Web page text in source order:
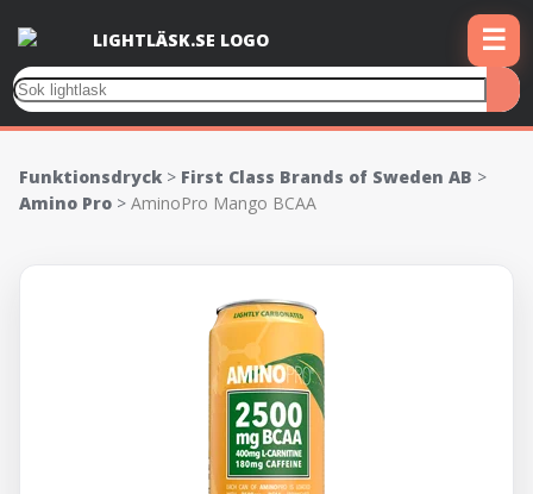
☰
Funktionsdryck > First Class Brands of Sweden AB >
Amino Pro > AminoPro Mango BCAA